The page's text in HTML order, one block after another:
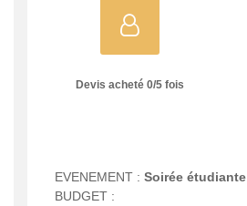
Devis acheté 0/5fois
EVENEMENT : Soirée étudiante
BUDGET :